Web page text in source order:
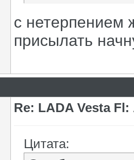
с нетерпением
присылать
Re: LADA Vesta
Цитата: